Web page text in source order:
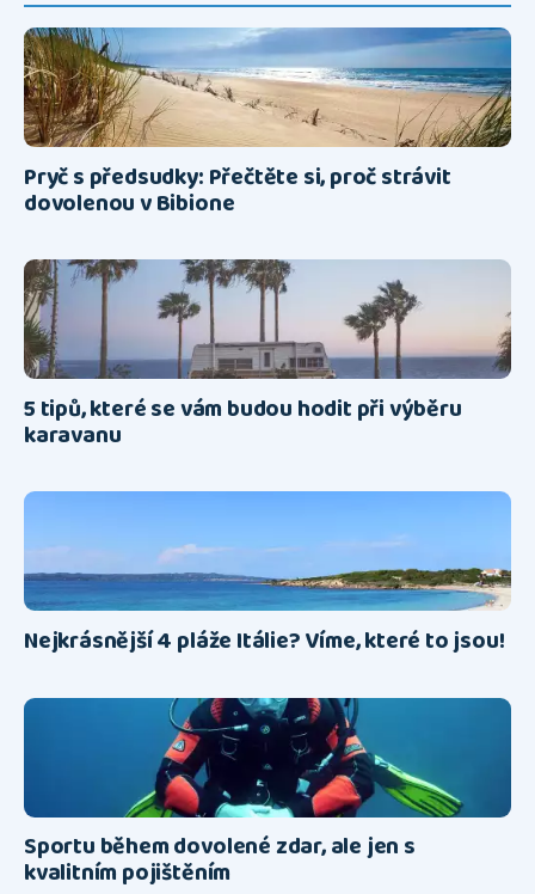
Pryč s předsudky: Přečtěte si, proč strávit
dovolenou v Bibione
5 tipů, které se vám budou hodit při výběru
karavanu
Nejkrásnější 4 pláže Itálie? Víme, které to jsou!
Sportu během dovolené zdar, ale jen s
kvalitním pojištěním